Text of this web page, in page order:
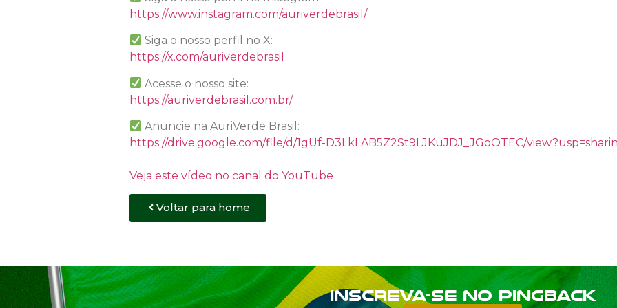
https://www.instagram.com/auriverdebrasil/
Siga o nosso perfil no X:
https://x.com/auriverdebrasil
Acesse o nosso site:
https://auriverdebrasil.com.br/
Anuncie na AuriVerde Brasil:
https://drive.google.com/file/d/1gUf-D3LkLAB5Z2St9LJKuJDJ_JGoOTEC/
Veja este vídeo no canal do YouTube
Voltar para home
Inscreva-se no PINGBACK